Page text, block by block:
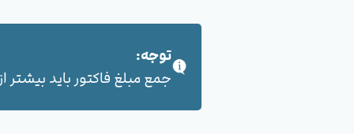
توجه:
جمع مبلغ فاکتور باید بیشتر از 100,000 هزار تومان